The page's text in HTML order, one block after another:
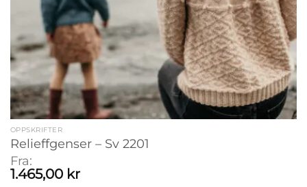
OPPSKRIFTER
Relieffgenser – Sv 2201
Fra:
1.465,00 kr